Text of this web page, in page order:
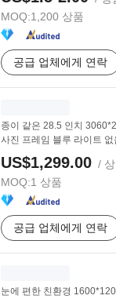
MOQ:1,200 상품
공급 업체에게 연락
종이 같은 28.5 인치
사진 프레임 블루 라이트 없
US$1,299.00 /
MOQ:1 상품
공급 업체에게 연락
눈에 편한 친환경